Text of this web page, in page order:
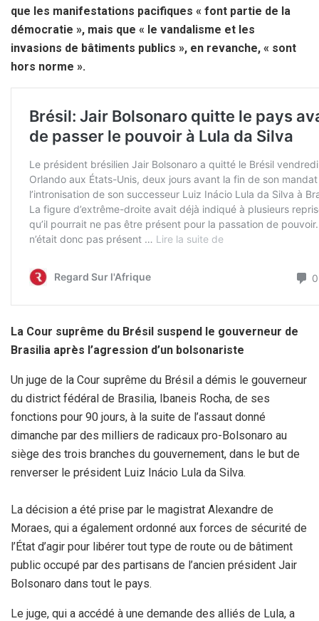
que les manifestations pacifiques « font partie de la
démocratie », mais que « le vandalisme et les
invasions de bâtiments publics », en revanche, « sont
hors norme ».
La Cour suprême du Brésil suspend le gouverneur de
Brasilia après l’agression d’un bolsonariste
Un juge de la Cour suprême du Brésil a démis le gouverneur
du district fédéral de Brasilia, Ibaneis Rocha, de ses
fonctions pour 90 jours, à la suite de l’assaut donné
dimanche par des milliers de radicaux pro-Bolsonaro au
siège des trois branches du gouvernement, dans le but de
renverser le président Luiz Inácio Lula da Silva.
La décision a été prise par le magistrat Alexandre de
Moraes, qui a également ordonné aux forces de sécurité de
l’État d’agir pour libérer tout type de route ou de bâtiment
public occupé par des partisans de l’ancien président Jair
Bolsonaro dans tout le pays.
Le juge, qui a accédé à une demande des alliés de Lula, a